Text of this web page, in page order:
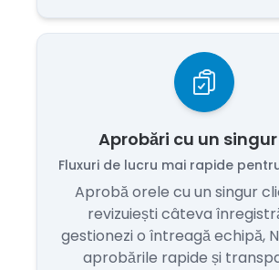
Aprobări cu un
Fluxuri de lucru mai rapide
Aprobă orele cu un singur
revizuiești câteva
gestionezi o întreagă echipă,
aprobările rapide și